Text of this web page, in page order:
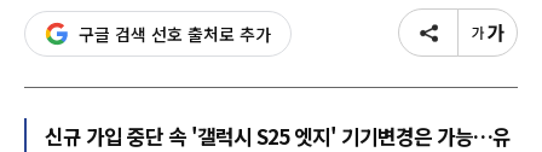
구글 검색 선호 출처로 추가
신규 가입 중단 속 '갤럭시 S25 엣지' 기기변경은 가능…유